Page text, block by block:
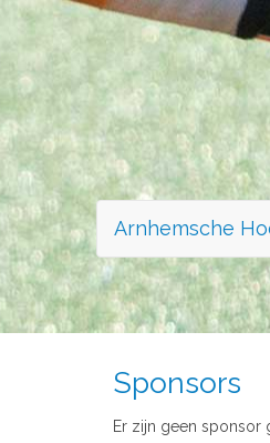
Arnhemsche
Sponsors
Er zijn geen sponsor